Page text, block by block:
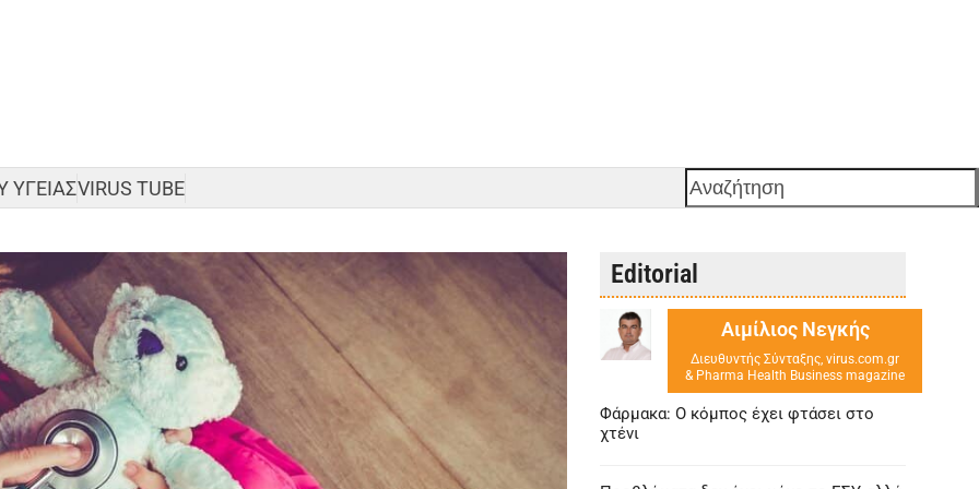
ΥΓΕΙΑΣVIRUS TUBE Αναζήτηση
Editorial
Αιμίλιος Νεγκής
Διευθυντής Σύνταξης, virus.com.gr
& Pharma Health Business magazine
Φάρμακα: Ο κόμπος έχει φτάσει στο
χτένι